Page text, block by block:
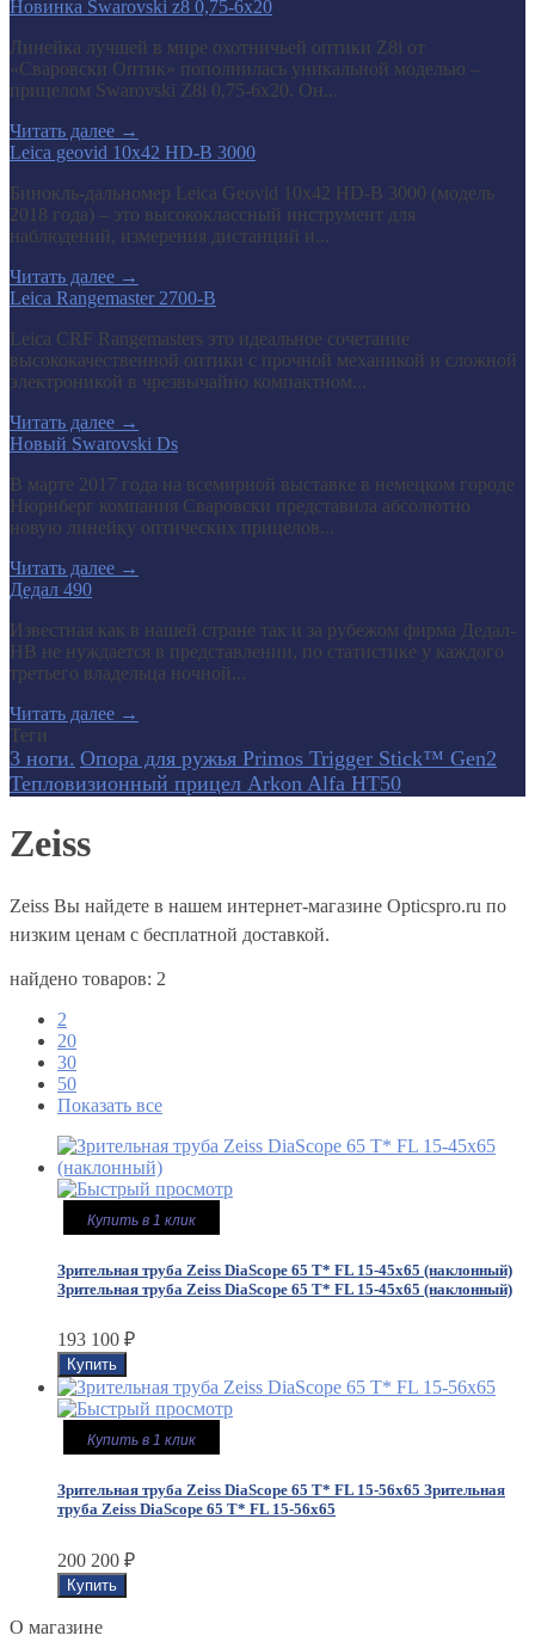
Новинка Swarovski z8 0,75-6x20
Линейка лучшей в мире охотничьей оптики Z8i от
«Сваровски Оптик» пополнилась уникальной моделью –
прицелом Swarovski Z8i 0,75-6x20. Он...
Читать далее →
Leica geovid 10x42 HD-B 3000
Бинокль-дальномер Leica Geovid 10x42 HD-В 3000 (модель
2018 года) – это высококлассный инструмент для
наблюдений, измерения дистанций и...
Читать далее →
Leica Rangemaster 2700-B
Leica CRF Rangemasters это идеальное сочетание
высококачественной оптики с прочной механикой и сложной
электроникой в чрезвычайно компактном...
Читать далее →
Новый Swarovski Ds
В марте 2017 года на всемирной выставке в немецком городе
Нюрнберг компания Сваровски представила абсолютно
новую линейку оптических прицелов...
Читать далее →
Дедал 490
Известная как в нашей стране так и за рубежом фирма Дедал-
НВ не нуждается в представлении, по статистике у каждого
третьего владельца ночной...
Читать далее →
Теги
3 ноги. Опора для ружья Primos Trigger Stick™ Gen2
Тепловизионный прицел Arkon Alfa HT50
Zeiss
Zeiss Вы найдете в нашем интернет-магазине Opticspro.ru по
низким ценам с бесплатной доставкой.
найдено товаров: 2
2
20
30
50
Показать все
Купить в 1 клик
Зрительная труба Zeiss DiaScope 65 T* FL 15-45x65 (наклонный)
Зрительная труба Zeiss DiaScope 65 T* FL 15-45x65 (наклонный)
193 100 ₽
Купить в 1 клик
Зрительная труба Zeiss DiaScope 65 T* FL 15-56x65 Зрительная
труба Zeiss DiaScope 65 T* FL 15-56x65
200 200 ₽
O магазине